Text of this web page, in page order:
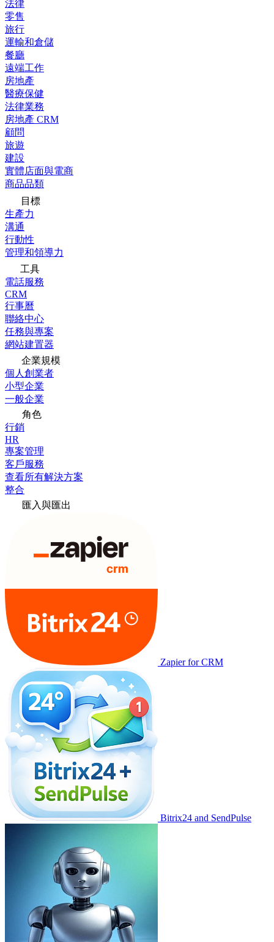
法律
零售
旅行
運輸和倉儲
餐廳
遠端工作
房地產
醫療保健
法律業務
房地產 CRM
顧問
旅遊
建設
實體店面與電商
商品品類
目標
生產力
溝通
行動性
管理和領導力
工具
電話服務
CRM
行事曆
聯絡中心
任務與專案
網站建置器
企業規模
個人創業者
小型企業
一般企業
角色
行銷
HR
專案管理
客戶服務
查看所有解決方案
整合
匯入與匯出
Zapier for CRM
Bitrix24 and SendPulse